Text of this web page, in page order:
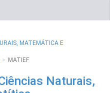
MATEMÁTICA E
MATIEF
Naturais,